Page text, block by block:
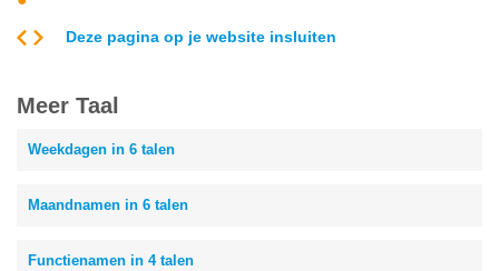
Deze pagina op je website insluiten
Meer Taal
Weekdagen in 6 talen
Maandnamen in 6 talen
Functienamen in 4 talen